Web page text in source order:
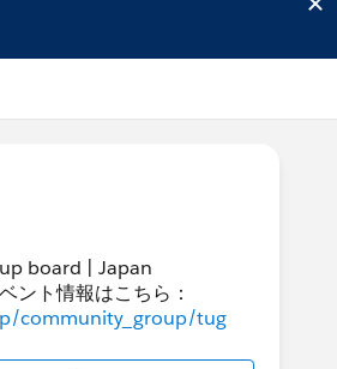
board | Japan
ント情報はこちら：
community_group/tug